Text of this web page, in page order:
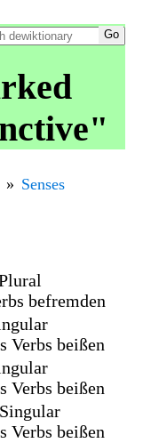
Senses
befremden
Verbs beißen
Verbs beißen
Verbs beißen